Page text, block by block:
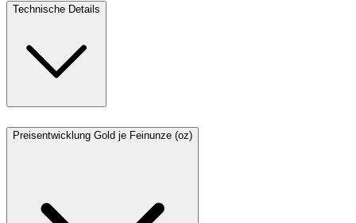
Technische Details
Preisentwicklung Gold je Feinunze (oz)